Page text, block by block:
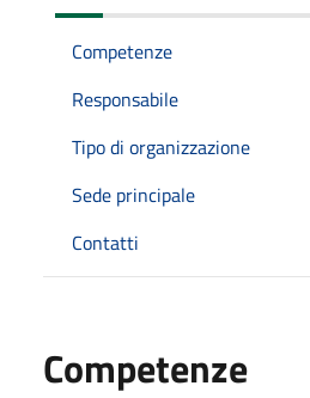
Competenze
Responsabile
Tipo di organizzazione
Sede principale
Contatti
Competenze